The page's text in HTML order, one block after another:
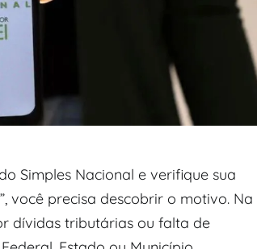
Simples Nacional e verifique sua
você precisa descobrir o motivo. Na
dívidas tributárias ou falta de